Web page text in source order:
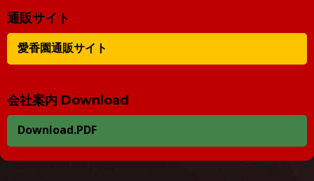
通販サイト
愛香園通販サイト
会社案内 Download
Download.PDF